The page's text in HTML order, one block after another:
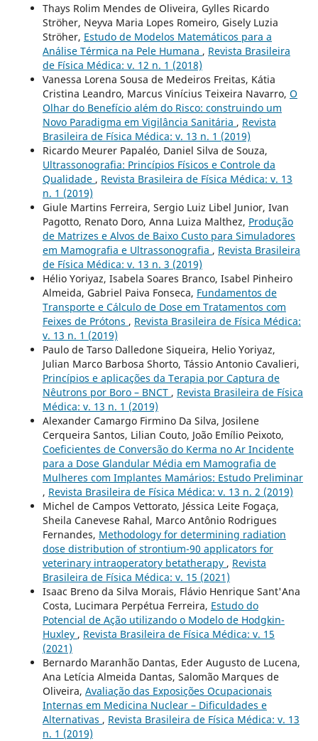
Thays Rolim Mendes de Oliveira, Gylles Ricardo
Ströher, Neyva Maria Lopes Romeiro, Gisely Luzia
Ströher, Estudo de Modelos Matemáticos para a
Análise Térmica na Pele Humana , Revista Brasileira
de Física Médica: v. 12 n. 1 (2018)
Vanessa Lorena Sousa de Medeiros Freitas, Kátia
Cristina Leandro, Marcus Vinícius Teixeira Navarro, O
Olhar do Benefício além do Risco: construindo um
Novo Paradigma em Vigilância Sanitária , Revista
Brasileira de Física Médica: v. 13 n. 1 (2019)
Ricardo Meurer Papaléo, Daniel Silva de Souza,
Ultrassonografia: Princípios Físicos e Controle da
Qualidade , Revista Brasileira de Física Médica: v. 13
n. 1 (2019)
Giule Martins Ferreira, Sergio Luiz Libel Junior, Ivan
Pagotto, Renato Doro, Anna Luiza Malthez, Produção
de Matrizes e Alvos de Baixo Custo para Simuladores
em Mamografia e Ultrassonografia , Revista Brasileira
de Física Médica: v. 13 n. 3 (2019)
Hélio Yoriyaz, Isabela Soares Branco, Isabel Pinheiro
Almeida, Gabriel Paiva Fonseca, Fundamentos de
Transporte e Cálculo de Dose em Tratamentos com
Feixes de Prótons , Revista Brasileira de Física Médica:
v. 13 n. 1 (2019)
Paulo de Tarso Dalledone Siqueira, Helio Yoriyaz,
Julian Marco Barbosa Shorto, Tássio Antonio Cavalieri,
Princípios e aplicações da Terapia por Captura de
Nêutrons por Boro – BNCT , Revista Brasileira de Física
Médica: v. 13 n. 1 (2019)
Alexander Camargo Firmino Da Silva, Josilene
Cerqueira Santos, Lilian Couto, João Emílio Peixoto,
Coeficientes de Conversão do Kerma no Ar Incidente
para a Dose Glandular Média em Mamografia de
Mulheres com Implantes Mamários: Estudo Preliminar
, Revista Brasileira de Física Médica: v. 13 n. 2 (2019)
Michel de Campos Vettorato, Jéssica Leite Fogaça,
Sheila Canevese Rahal, Marco Antônio Rodrigues
Fernandes, Methodology for determining radiation
dose distribution of strontium-90 applicators for
veterinary intraoperatory betatherapy , Revista
Brasileira de Física Médica: v. 15 (2021)
Isaac Breno da Silva Morais, Flávio Henrique Sant'Ana
Costa, Lucimara Perpétua Ferreira, Estudo do
Potencial de Ação utilizando o Modelo de Hodgkin-
Huxley , Revista Brasileira de Física Médica: v. 15
(2021)
Bernardo Maranhão Dantas, Eder Augusto de Lucena,
Ana Letícia Almeida Dantas, Salomão Marques de
Oliveira, Avaliação das Exposições Ocupacionais
Internas em Medicina Nuclear – Dificuldades e
Alternativas , Revista Brasileira de Física Médica: v. 13
n. 1 (2019)